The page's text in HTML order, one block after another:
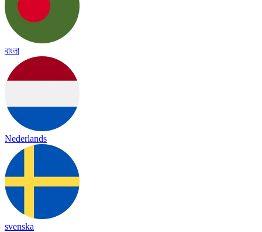
বাংলা
Nederlands
svenska